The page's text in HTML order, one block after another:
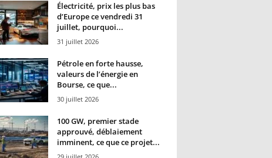
Électricité, prix les plus bas
d’Europe ce vendredi 31
juillet, pourquoi...
31 juillet 2026
Pétrole en forte hausse,
valeurs de l’énergie en
Bourse, ce que...
30 juillet 2026
100 GW, premier stade
approuvé, déblaiement
imminent, ce que ce projet...